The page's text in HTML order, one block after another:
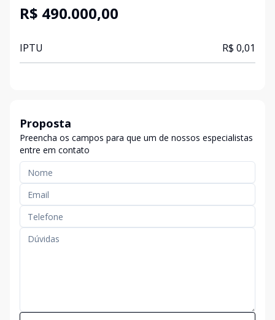
R$ 490.000,00
IPTU R$ 0,01
Proposta
Preencha os campos para que um de nossos especialistas
entre em contato